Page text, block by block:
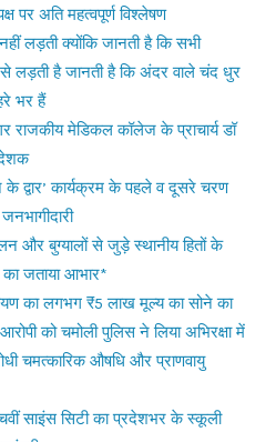
पर अति महत्वपूर्ण विश्लेषण
लड़ती क्योंकि जानती है कि सभी
से लड़ती है जानती है कि अंदर वाले चंद धुर
भर हैं
राजकीय मेडिकल कॉलेज के प्राचार्य डॉ
कार्यक्रम के पहले व दूसरे चरण
और बुग्यालों से जुड़े स्थानीय हितों के
का जताया आभार*
का लगभग ₹5 लाख मूल्य का सोने का
को चमोली पुलिस ने लिया अभिरक्षा में
चमत्कारिक औषधि और प्राणवायु
साइंस सिटी का प्रदेशभर के स्कूली